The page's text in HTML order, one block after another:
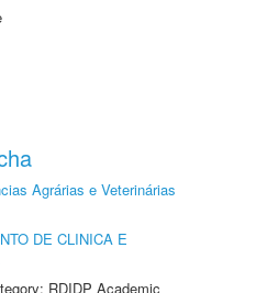
Agrárias e Veterinárias
DE CLINICA E
RDIDP Academic